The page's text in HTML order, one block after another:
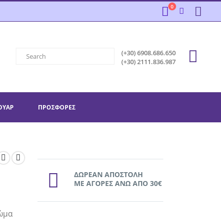
0
(+30) 6908.686.650
(+30) 2111.836.987
ΠΡΟΣΦΟΡΕΣ
ΔΩΡΕΑΝ ΑΠΟΣΤΟΛΗ
ΜΕ ΑΓΟΡΕΣ ΑΝΩ ΑΠΟ 30€